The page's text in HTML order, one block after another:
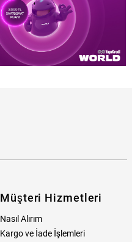
Müşteri Hizmetleri
Nasıl Alırım
Kargo ve İade İşlemleri